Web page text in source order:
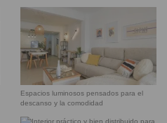
Espacios luminosos pensados para el
descanso y la comodidad